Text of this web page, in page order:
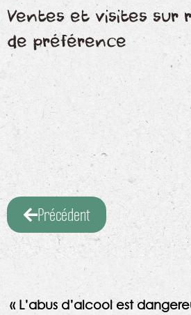
Ventes et visites sur
de préférence
Précédent
« L’abus d’alcool est